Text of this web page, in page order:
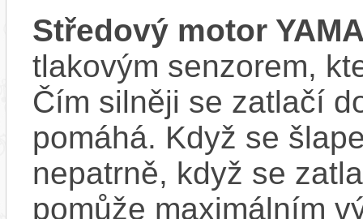
Středový motor
tlakovým senzorem,
Čím silněji se zatlačí
pomáhá. Když se
nepatrně, když se
pomůže maximálním